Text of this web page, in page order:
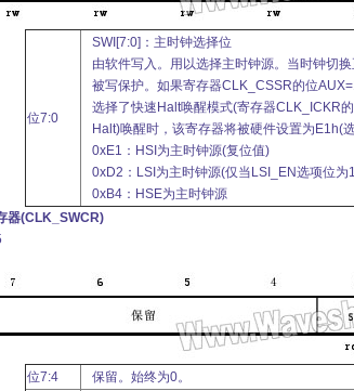
位7:0
SWI[7:0]：主时钟选择位
由软件写入。用以选择主时钟源。当时钟切
被写保护。如果寄存器CLK_CSSR的位
选择了快速Halt唤醒模式(寄存器CLK_ICKR
Halt)唤醒时，该寄存器将被硬件设置为E1h(
0xE1：HSI为主时钟源(复位值)
0xD2：LSI为主时钟源(仅当LSI_EN选项位为
0xB4：HSE为主时钟源
器(CLK_SWCR)
位7:4 保留。始终为0。